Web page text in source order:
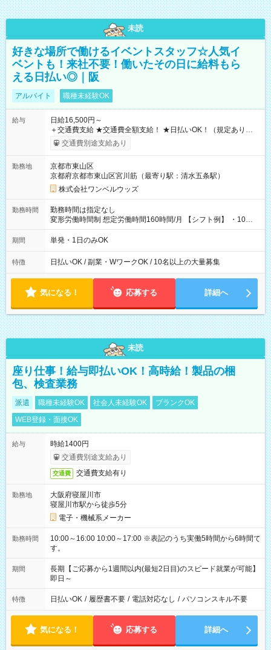
未読
好きな場所で働けるイベントスタッフ☆人気イ
ベントも！来社不要！働いたその日に給料もら
える日払い◎｜阪
アルバイト 職種未経験OK
給与
日給16,500円～
＋交通費支給 ★交通費全額支給！ ★日払いOK！（規定あり） ┗
働いたその日に現金GET♪ お仕事後はコンビニATMから 日払
交通費別途支給あり
勤務地
京都市東山区
京都府京都市東山区宮川筋（最寄り駅：清水五条駅）
株式会社ワンベルウッズ
勤務時間
勤務時間は指定なし
変形労働時間制 想定労働時間160時間/月 【シフト例】 ・10：
00～20：00
期間 単発・1日のみOK
特徴 日払いOK / 副業・WワークOK / 10名以上の大量募集
気になる！ 応募する 詳細へ
未読
座り仕事！給与即払いOK！高時給！製品の梱
包、検査業務
派遣 職種未経験OK 社会人未経験OK
ブランクOK
WEB登録・面接OK
給与
時給1400円
交通費別途支給あり
交通費 交通費支給有り
勤務地
大阪府寝屋川市
寝屋川市駅から徒歩5分
電子・機械系メーカー
勤務時間
10:00～16:00 10:00～17:00 ※表記のうち実働5時間から6時間で
す。
期間
長期【ご応募から1週間以内(最短2日目)のスピード就業が可能】
即日～
特徴 日払いOK / 履歴書不要 / 電話対応なし / パソコンスキル不要
気になる！ 応募する 詳細へ